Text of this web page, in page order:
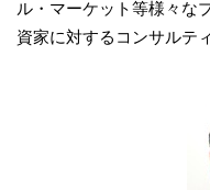
ル・マーケット等様々な
資家に対するコンサルテ